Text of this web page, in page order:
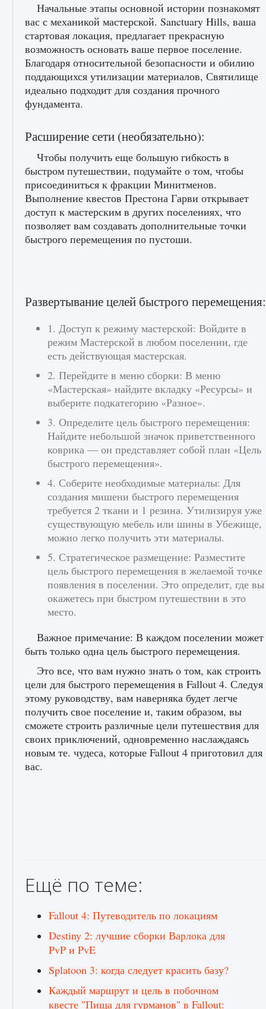
Все новые функции в режиме карьеры EA
FC 25
Входят ли «Милан» и «Интер» в EA FC 25
Как исправить текстовую ошибку
пользовательского интерфейса Delta
Force Hawk Ops
9 августа 2024 1 945 0 0
Hawk Ops
9 августа 2024
Как приручить существ джунглей Нари в
игре Creatures of Ava
9 августа 2024 1 218 0 0
9 августа 2024 1 393
Как приручить существ из степей Тамура в
Начальные этапы основной истории познакомят
вас с механикой мастерской. Sanctuary Hills, ваша
стартовая локация, предлагает прекрасную
возможность основать ваше первое поселение.
Благодаря относительной безопасности и обилию
поддающихся утилизации материалов, Святилище
идеально подходит для создания прочного
фундамента.
Расширение сети (необязательно):
Чтобы получить еще большую гибкость в
быстром путешествии, подумайте о том, чтобы
присоединиться к фракции Минитменов.
Выполнение квестов Престона Гарви открывает
доступ к мастерским в других поселениях, что
позволяет вам создавать дополнительные точки
быстрого перемещения по пустоши.
Развертывание целей быстрого перемещения:
1. Доступ к режиму мастерской: Войдите в
режим Мастерской в ​​любом поселении, где
есть действующая мастерская.
2. Перейдите в меню сборки: В меню
«Мастерская» найдите вкладку «Ресурсы» и
выберите подкатегорию «Разное».
3. Определите цель быстрого перемещения:
Найдите небольшой значок приветственного
коврика — он представляет собой план «Цель
быстрого перемещения».
4. Соберите необходимые материалы: Для
создания мишени быстрого перемещения
требуется 2 ткани и 1 резина. Утилизируя уже
существующую мебель или шины в Убежище,
можно легко получить эти материалы.
5. Стратегическое размещение: Разместите
цель быстрого перемещения в желаемой точке
появления в поселении. Это определит, где вы
окажетесь при быстром путешествии в это
место.
Важное примечание: В каждом поселении может
быть только одна цель быстрого перемещения.
Это все, что вам нужно знать о том, как строить
цели для быстрого перемещения в Fallout 4. Следуя
этому руководству, вам наверняка будет легче
получить свое поселение и, таким образом, вы
сможете строить различные цели путешествия для
своих приключений, одновременно наслаждаясь
новым те. чудеса, которые Fallout 4 приготовил для
вас.
Ещё по теме:
Fallout 4: Путеводитель по локациям
Destiny 2: лучшие сборки Варлока для
PvP и PvE
Splatoon 3: когда следует красить базу?
Каждый маршрут и цель в побочном
квесте "Пища для гурманов" в Fallout: